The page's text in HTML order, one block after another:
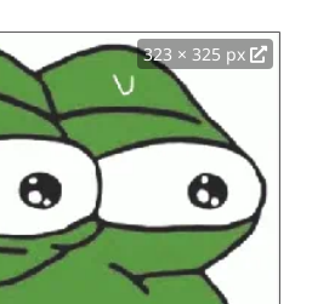
323 × 325 px